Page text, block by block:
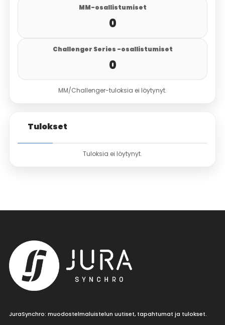
MM-osallistumiset
0
Challenger Series -osallistumiset
0
MM/Challenger-tuloksia ei löytynyt.
Tulokset
Tuloksia ei löytynyt.
JuraSynchro: muodostelmaluistelun uutiset, tapahtumat ja tulokset.